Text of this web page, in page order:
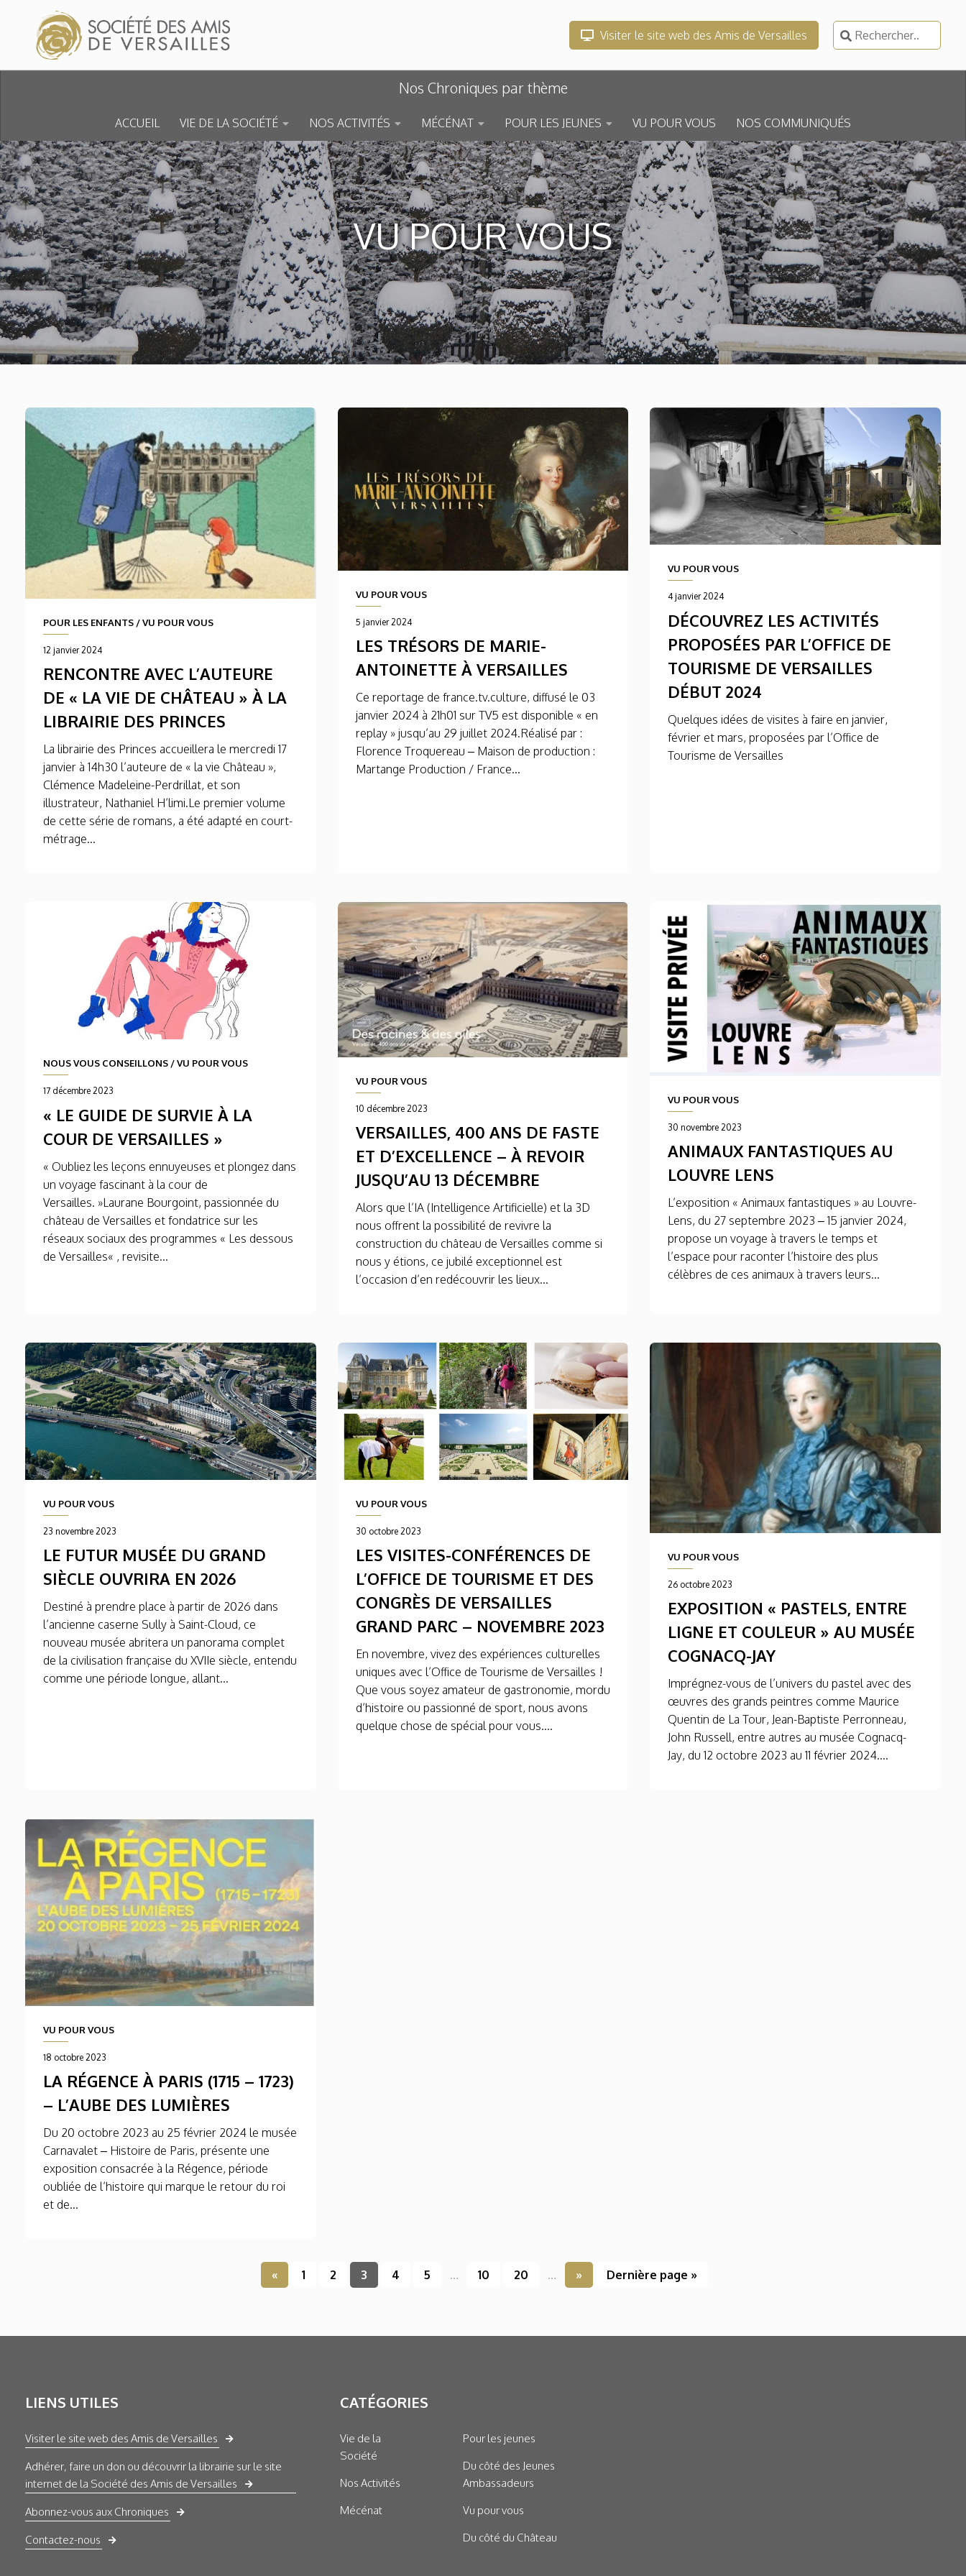
Skip to content
Visiter le site web des Amis de Versailles
Rechercher :
Nos Chroniques par thème
ACCUEIL VIE DE LA SOCIÉTÉ NOS ACTIVITÉS MÉCÉNAT POUR LES JEUNES VU POUR VOUS NOS COMMUNIQUÉS
VU POUR VOUS
POUR LES ENFANTS /VU POUR VOUS
12 janvier 2024
RENCONTRE AVEC L’AUTEURE
DE « LA VIE DE CHÂTEAU » À LA
LIBRAIRIE DES PRINCES
La librairie des Princes accueillera le mercredi 17
janvier à 14h30 l’auteure de « la vie Château »,
Clémence Madeleine-Perdrillat, et son
illustrateur, Nathaniel H’limi.Le premier volume
de cette série de romans, a été adapté en court-
métrage...
VU POUR VOUS
5 janvier 2024
LES TRÉSORS DE MARIE-
ANTOINETTE À VERSAILLES
Ce reportage de france.tv.culture, diffusé le 03
janvier 2024 à 21h01 sur TV5 est disponible « en
replay » jusqu’au 29 juillet 2024.Réalisé par :
Florence Troquereau – Maison de production :
Martange Production / France...
VU POUR VOUS
4 janvier 2024
DÉCOUVREZ LES ACTIVITÉS
PROPOSÉES PAR L’OFFICE DE
TOURISME DE VERSAILLES
DÉBUT 2024
Quelques idées de visites à faire en janvier,
février et mars, proposées par l’Office de
Tourisme de Versailles
NOUS VOUS CONSEILLONS /VU POUR VOUS
17 décembre 2023
« LE GUIDE DE SURVIE À LA
COUR DE VERSAILLES »
« Oubliez les leçons ennuyeuses et plongez dans
un voyage fascinant à la cour de
Versailles. »Laurane Bourgoint, passionnée du
château de Versailles et fondatrice sur les
réseaux sociaux des programmes « Les dessous
de Versailles« , revisite...
VU POUR VOUS
10 décembre 2023
VERSAILLES, 400 ANS DE FASTE
ET D’EXCELLENCE – À REVOIR
JUSQU’AU 13 DÉCEMBRE
Alors que l’IA (Intelligence Artificielle) et la 3D
nous offrent la possibilité de revivre la
construction du château de Versailles comme si
nous y étions, ce jubilé exceptionnel est
l’occasion d’en redécouvrir les lieux...
VU POUR VOUS
30 novembre 2023
ANIMAUX FANTASTIQUES AU
LOUVRE LENS
L’exposition « Animaux fantastiques » au Louvre-
Lens, du 27 septembre 2023 – 15 janvier 2024,
propose un voyage à travers le temps et
l’espace pour raconter l’histoire des plus
célèbres de ces animaux à travers leurs...
VU POUR VOUS
23 novembre 2023
LE FUTUR MUSÉE DU GRAND
SIÈCLE OUVRIRA EN 2026
Destiné à prendre place à partir de 2026 dans
l’ancienne caserne Sully à Saint-Cloud, ce
nouveau musée abritera un panorama complet
de la civilisation française du XVIIe siècle, entendu
comme une période longue, allant...
VU POUR VOUS
30 octobre 2023
LES VISITES-CONFÉRENCES DE
L’OFFICE DE TOURISME ET DES
CONGRÈS DE VERSAILLES
GRAND PARC – NOVEMBRE 2023
En novembre, vivez des expériences culturelles
uniques avec l’Office de Tourisme de Versailles !
Que vous soyez amateur de gastronomie, mordu
d’histoire ou passionné de sport, nous avons
quelque chose de spécial pour vous....
VU POUR VOUS
26 octobre 2023
EXPOSITION « PASTELS, ENTRE
LIGNE ET COULEUR » AU MUSÉE
COGNACQ-JAY
Imprégnez-vous de l’univers du pastel avec des
œuvres des grands peintres comme Maurice
Quentin de La Tour, Jean-Baptiste Perronneau,
John Russell, entre autres au musée Cognacq-
Jay, du 12 octobre 2023 au 11 février 2024....
VU POUR VOUS
18 octobre 2023
LA RÉGENCE À PARIS (1715 – 1723)
– L’AUBE DES LUMIÈRES
Du 20 octobre 2023 au 25 février 2024 le musée
Carnavalet – Histoire de Paris, présente une
exposition consacrée à la Régence, période
oubliée de l’histoire qui marque le retour du roi
et de...
« 1 2 3 4 5 ... 10 20 ... » Dernière page »
LIENS UTILES
Visiter le site web des Amis de Versailles
Adhérer, faire un don ou découvrir la librairie sur le site
internet de la Société des Amis de Versailles
Abonnez-vous aux Chroniques
Contactez-nous
CATÉGORIES
Vie de la
Société
Nos Activités
Mécénat
Pour les jeunes
Du côté des Jeunes
Ambassadeurs
Vu pour vous
Du côté du Château